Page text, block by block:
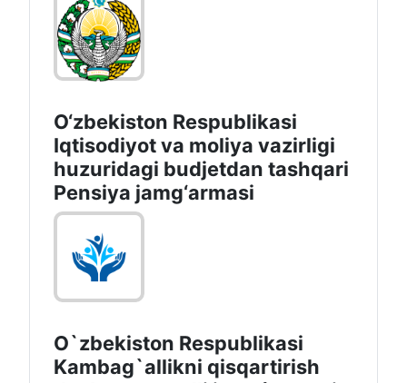
O‘zbekiston Respublikasi
Iqtisodiyot va moliya vazirligi
huzuridagi budjetdan tashqari
Pensiya jamg‘armasi
O`zbekiston Respublikasi
Kambag`allikni qisqartirish